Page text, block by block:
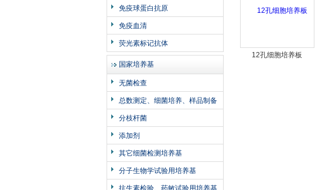
免疫球蛋白抗原
免疫血清
荧光素标记抗体
国家培养基
无菌检查
总数测定、细菌培养、样品制备
分枝杆菌
添加剂
其它细菌检测培养基
分子生物学试验用培养基
抗生素检验、药敏试验用培养基
12孔细胞培养板